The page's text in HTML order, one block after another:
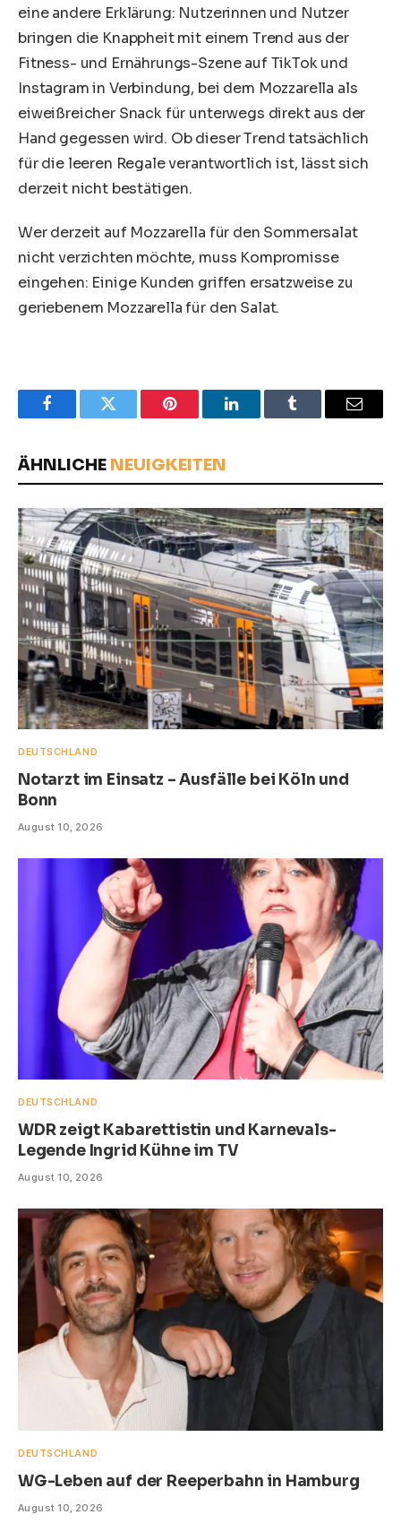
eine andere Erklärung: Nutzerinnen und Nutzer
bringen die Knappheit mit einem Trend aus der
Fitness- und Ernährungs-Szene auf TikTok und
Instagram in Verbindung, bei dem Mozzarella als
eiweißreicher Snack für unterwegs direkt aus der
Hand gegessen wird. Ob dieser Trend tatsächlich
für die leeren Regale verantwortlich ist, lässt sich
derzeit nicht bestätigen.
Wer derzeit auf Mozzarella für den Sommersalat
nicht verzichten möchte, muss Kompromisse
eingehen: Einige Kunden griffen ersatzweise zu
geriebenem Mozzarella für den Salat.
FacebookTwitter Pinterest LinkedInTumblr Email
ÄHNLICHE NEUIGKEITEN
DEUTSCHLAND
Notarzt im Einsatz – Ausfälle bei Köln und
Bonn
August 10, 2026
DEUTSCHLAND
WDR zeigt Kabarettistin und Karnevals-
Legende Ingrid Kühne im TV
August 10, 2026
DEUTSCHLAND
WG-Leben auf der Reeperbahn in Hamburg
August 10, 2026